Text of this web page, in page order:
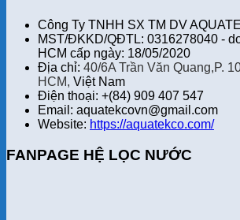
Công Ty TNHH SX TM DV
MST/ĐKKD/QĐTL: 0316278040 -
HCM cấp ngày: 18/05/2020
Địa chỉ: 40/6A Trần Văn Quang,P.
HCM, Việt Nam
Điện thoại: +(84) 909 407 547
Email: aquatekcovn@gmail.com
Website: https://aquatekco.com/
FANPAGE HỆ LỌC NƯỚC